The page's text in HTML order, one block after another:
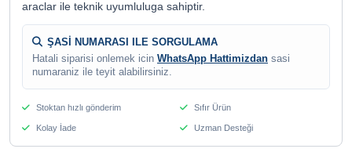
araclar ile teknik uyumluluga sahiptir.
ŞASİ NUMARASI ILE SORGULAMA
Hatali siparisi onlemek icin WhatsApp Hattimizdan sasi
numaraniz ile teyit alabilirsiniz.
Stoktan hızlı gönderim Sıfır Ürün
Kolay İade Uzman Desteği